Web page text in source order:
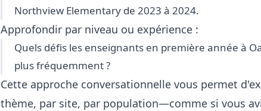
Northview Elementary de 2023 à 2024.
Approfondir par niveau ou expérience :
Quels défis les enseignants en première année à
plus fréquemment ?
Cette approche conversationnelle vous permet
thème, par site, par population—comme si vous